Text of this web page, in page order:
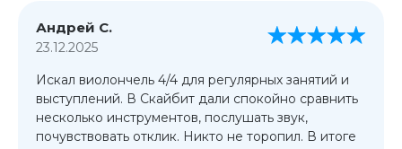
Андрей С.
23.12.2025
Искал виолончель 4/4 для регулярных занятий и
выступлений. В Скайбит дали спокойно сравнить
несколько инструментов, послушать звук,
почувствовать отклик. Никто не торопил. В итоге